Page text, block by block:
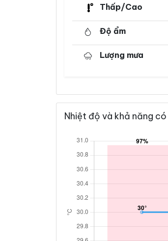
Thấp/Cao
Độ ẩm
Lượng mưa
Nhiệt độ và khả năng